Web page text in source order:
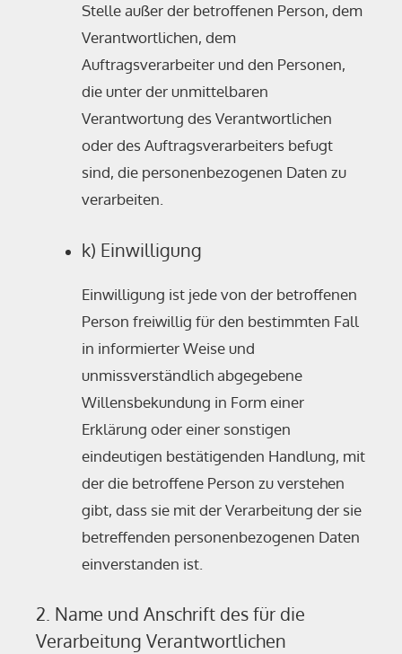
Stelle außer der betroffenen Person, dem
Verantwortlichen, dem
Auftragsverarbeiter und den Personen,
die unter der unmittelbaren
Verantwortung des Verantwortlichen
oder des Auftragsverarbeiters befugt
sind, die personenbezogenen Daten zu
verarbeiten.
k) Einwilligung
Einwilligung ist jede von der betroffenen
Person freiwillig für den bestimmten Fall
in informierter Weise und
unmissverständlich abgegebene
Willensbekundung in Form einer
Erklärung oder einer sonstigen
eindeutigen bestätigenden Handlung, mit
der die betroffene Person zu verstehen
gibt, dass sie mit der Verarbeitung der sie
betreffenden personenbezogenen Daten
einverstanden ist.
2. Name und Anschrift des für die
Verarbeitung Verantwortlichen